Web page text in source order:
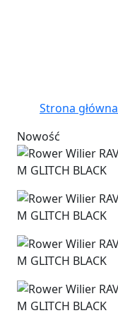
Strona główna
Nowość